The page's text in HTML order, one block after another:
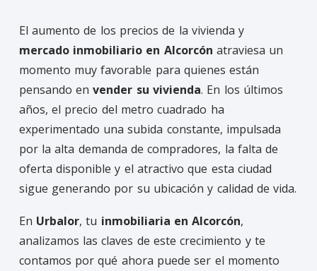
El aumento de los precios de la vivienda y
mercado inmobiliario en Alcorcón atraviesa un
momento muy favorable para quienes están
pensando envender su vivienda. En los últimos
años, el precio del metro cuadrado ha
experimentado una subida constante, impulsada
por la alta demanda de compradores, la falta de
oferta disponible y el atractivo que esta ciudad
sigue generando por su ubicación y calidad de vida.
En Urbalor, tu inmobiliaria en Alcorcón,
analizamos las claves de este crecimiento y te
contamos por qué ahora puede ser el momento